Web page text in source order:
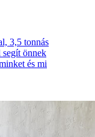
3,5 tonnás
önnek
és mi